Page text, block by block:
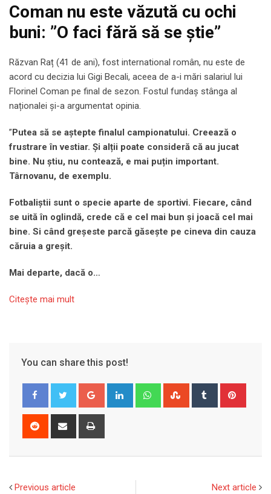
Coman nu este văzută cu ochi
buni: ”O faci fără să se știe”
Răzvan Raț (41 de ani), fost international român, nu este de
acord cu decizia lui Gigi Becali, aceea de a-i mări salariul lui
Florinel Coman pe final de sezon. Fostul fundaș stânga al
naționalei și-a argumentat opinia.
”Putea să se aștepte finalul campionatului. Creează o
frustrare în vestiar. Și alții poate consideră că au jucat
bine. Nu știu, nu contează, e mai puțin important.
Târnovanu, de exemplu.
Fotbaliștii sunt o specie aparte de sportivi. Fiecare, când
se uită în oglindă, crede că e cel mai bun și joacă cel mai
bine. Si când greșeste parcă găsește pe cineva din cauza
căruia a greșit.
Mai departe, dacă o…
Citeşte mai mult
You can share this post!
Google+ LinkedIn WhatsappStumbleUpon
Tumblr
Reddit
Share
Previous article Next article